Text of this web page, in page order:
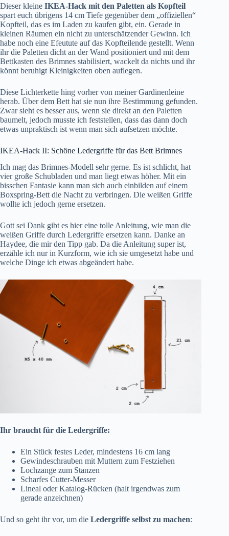
Dieser kleine IKEA-Hack mit den Paletten als Kopfteil
spart euch übrigens 14 cm Tiefe gegenüber dem „offiziellen“
Kopfteil, das es im Laden zu kaufen gibt, ein. Gerade in
kleinen Räumen ein nicht zu unterschätzender Gewinn. Ich
habe noch eine Efeutute auf das Kopfteilende gestellt. Wenn
ihr die Paletten dicht an der Wand positioniert und mit dem
Bettkasten des Brimnes stabilisiert, wackelt da nichts und ihr
könnt beruhigt Kleinigkeiten oben auflegen.
Diese Lichterkette hing vorher von meiner Gardinenleine
herab. Über dem Bett hat sie nun ihre Bestimmung gefunden.
Zwar sieht es besser aus, wenn sie direkt an den Paletten
baumelt, jedoch musste ich feststellen, dass das dann doch
etwas unpraktisch ist wenn man sich aufsetzen möchte.
IKEA-Hack II: Schöne Ledergriffe für das Bett Brimnes
Ich mag das Brimnes-Modell sehr gerne. Es ist schlicht, hat
vier große Schubladen und man liegt etwas höher. Mit ein
bisschen Fantasie kann man sich auch einbilden auf einem
Boxspring-Bett die Nacht zu verbringen. Die weißen Griffe
wollte ich jedoch gerne ersetzen.
Gott sei Dank gibt es hier eine tolle Anleitung, wie man die
weißen Griffe durch Ledergriffe ersetzen kann. Danke an
Haydee, die mir den Tipp gab. Da die Anleitung super ist,
erzähle ich nur in Kurzform, wie ich sie umgesetzt habe und
welche Dinge ich etwas abgeändert habe.
Ihr braucht für die Ledergriffe:
Ein Stück festes Leder, mindestens 16 cm lang
Gewindeschrauben mit Muttern zum Festziehen
Lochzange zum Stanzen
Scharfes Cutter-Messer
Lineal oder Katalog-Rücken (halt irgendwas zum
gerade anzeichnen)
Und so geht ihr vor, um die Ledergriffe selbst zu machen: